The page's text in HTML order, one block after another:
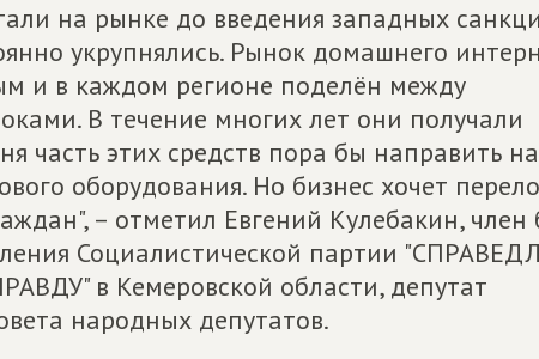
на рынке до введения западных
укрупнялись. Рынок домашнего
и в каждом регионе поделён между
В течение многих лет они получали
часть этих средств пора бы направить на
оборудования. Но бизнес хочет
– отметил Евгений Кулебакин, член
Социалистической партии
в Кемеровской области, депутат
народных депутатов.